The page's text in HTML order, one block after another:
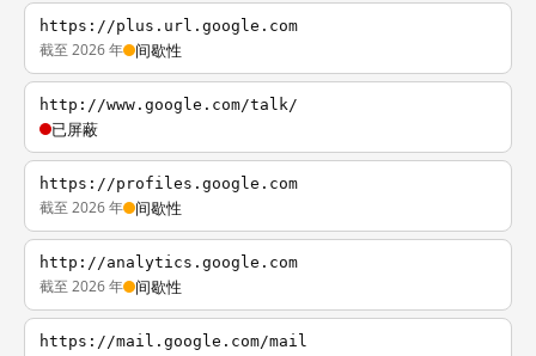
https://plus.url.google.com
截至 2026 年 间歇性
http://www.google.com/talk/
已屏蔽
https://profiles.google.com
截至 2026 年 间歇性
http://analytics.google.com
截至 2026 年 间歇性
https://mail.google.com/mail